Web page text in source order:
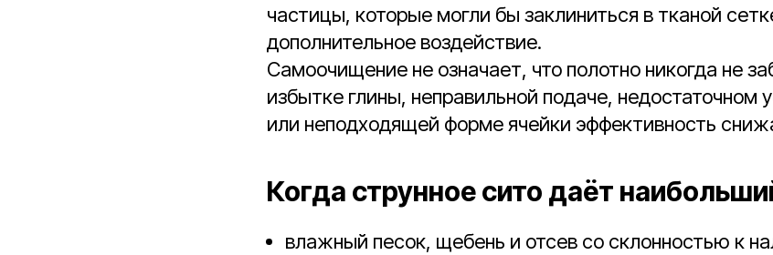
частицы, которые могли бы заклиниться в тканой
дополнительное воздействие.
Самоочищение не означает, что полотно никогда не
избытке глины, неправильной подаче, недостаточном
или неподходящей форме ячейки эффективность
Когда струнное сито даёт
влажный песок, щебень и отсев со склонностью к